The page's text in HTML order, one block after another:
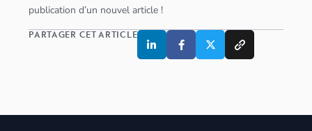
publication d’un nouvel article !
PARTAGER CET ARTICLE